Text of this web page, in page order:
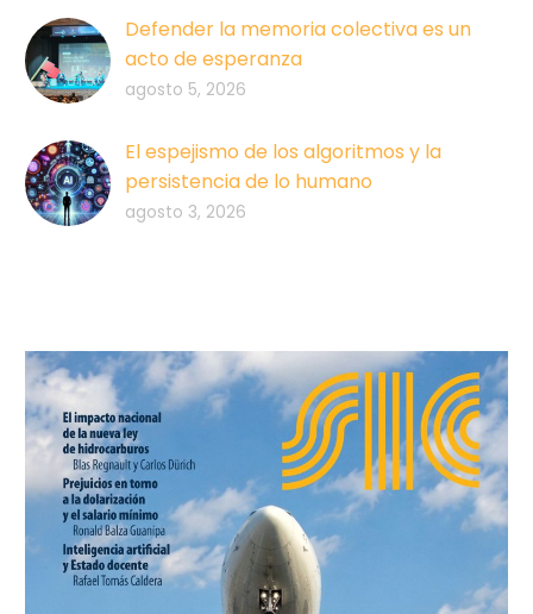
Defender la memoria colectiva es un
acto de esperanza
agosto 5, 2026
El espejismo de los algoritmos y la
persistencia de lo humano
agosto 3, 2026